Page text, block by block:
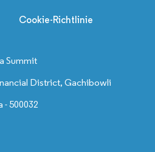
Cookie-Richtlinie
Summit
District, Gachibowli
- 500032